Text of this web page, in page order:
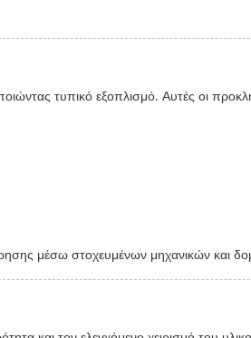
τυπικό εξοπλισμό. Αυτές οι
μέσω στοχευμένων μηχανικών και